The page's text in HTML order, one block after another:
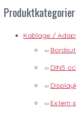
Produktkategorier
Kablage /
DIN5
Extern